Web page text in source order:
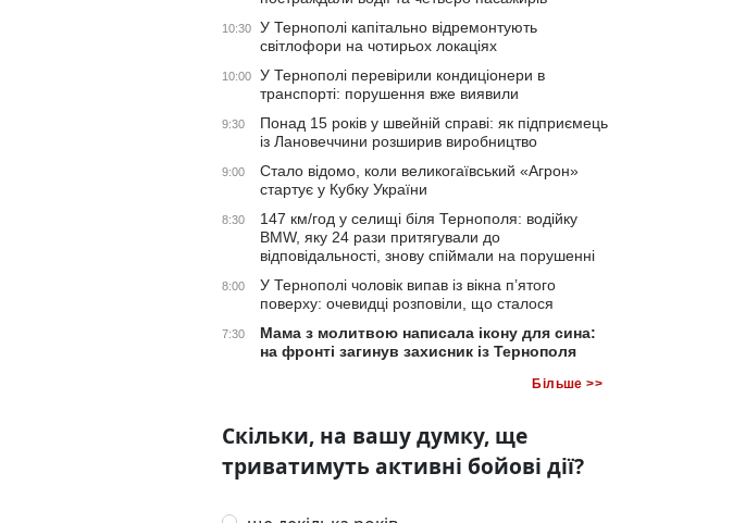
10:30
У Тернополі капітально відремонтують
світлофори на чотирьох локаціях
10:00
У Тернополі перевірили кондиціонери в
транспорті: порушення вже виявили
9:30
Понад 15 років у швейній справі: як підприємець
із Лановеччини розширив виробництво
9:00
Стало відомо, коли великогаївський «Агрон»
стартує у Кубку України
8:30
147 км/год у селищі біля Тернополя: водійку
BMW, яку 24 рази притягували до
відповідальності, знову спіймали на порушенні
8:00
У Тернополі чоловік випав із вікна п’ятого
поверху: очевидці розповіли, що сталося
7:30
Мама з молитвою написала ікону для сина:
на фронті загинув захисник із Тернополя
Більше >>
Скільки, на вашу думку, ще
триватимуть активні бойові дії?